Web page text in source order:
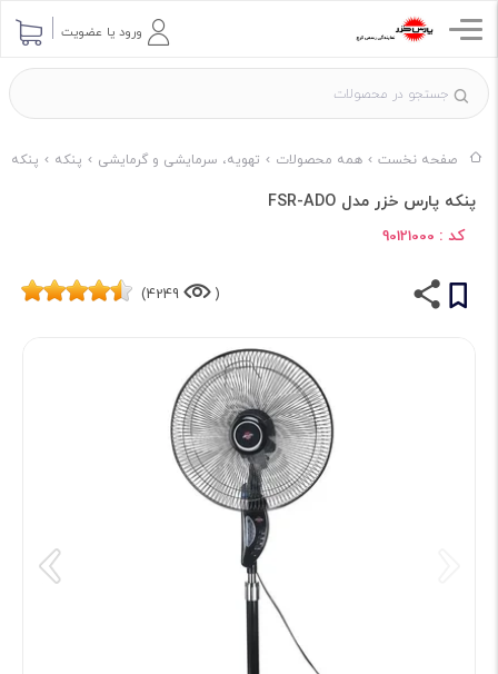
ورود یا عضویت
صفحه نخست همه محصولات تهویه، سرمایشی و گرمایشی پنکه پنکه
پنکه پارس خزر مدل FSR-ADO
کد : 90121000
(
4249)